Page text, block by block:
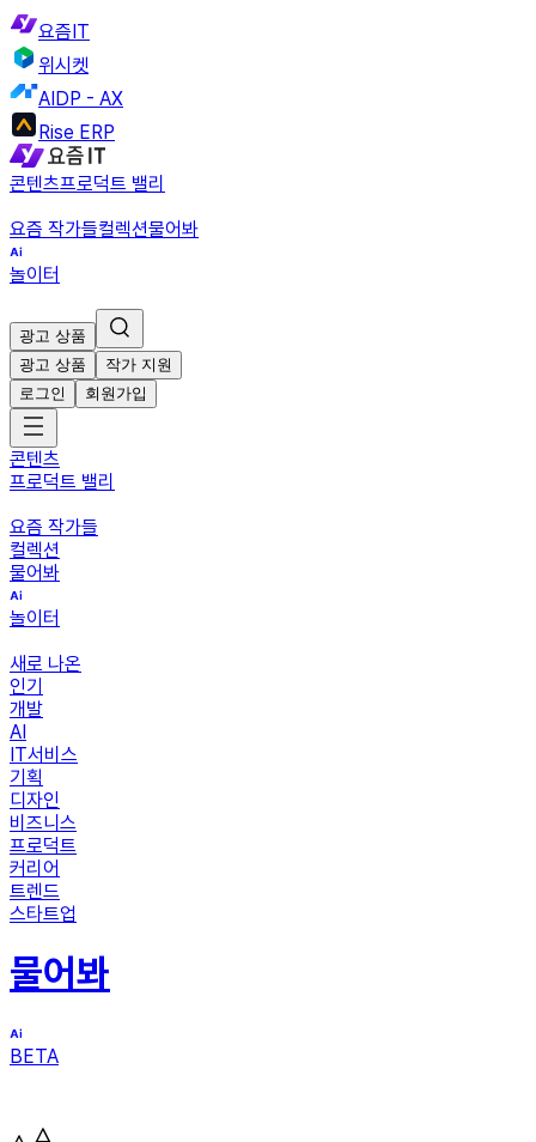
요즘IT
위시켓
AIDP - AX
Rise ERP
콘텐츠프로덕트 밸리
요즘 작가들컬렉션물어봐
놀이터
광고 상품
광고 상품
작가 지원
로그인
회원가입
콘텐츠
프로덕트 밸리
요즘 작가들
컬렉션
물어봐
놀이터
새로 나온
인기
개발
AI
IT서비스
기획
디자인
비즈니스
프로덕트
커리어
트렌드
스타트업
물어봐
BETA